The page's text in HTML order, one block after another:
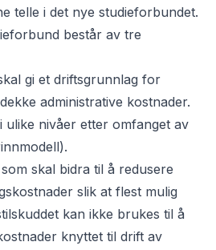
telle i det nye studieforbundet.
består av tre
gi et driftsgrunnlag for
administrative kostnader.
ulike nivåer etter omfanget av
skal bidra til å redusere
slik at flest mulig
kan ikke brukes til å
knyttet til drift av